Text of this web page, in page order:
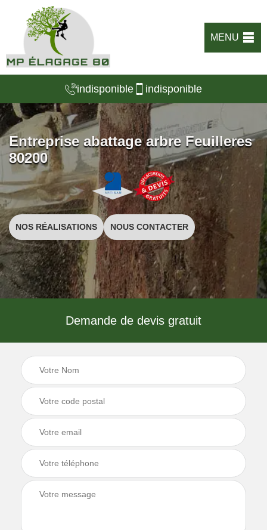
MENU
indisponible indisponible
Entreprise abattage arbre Feuilleres
80200
NOS RÉALISATIONS NOUS CONTACTER
Demande de devis gratuit